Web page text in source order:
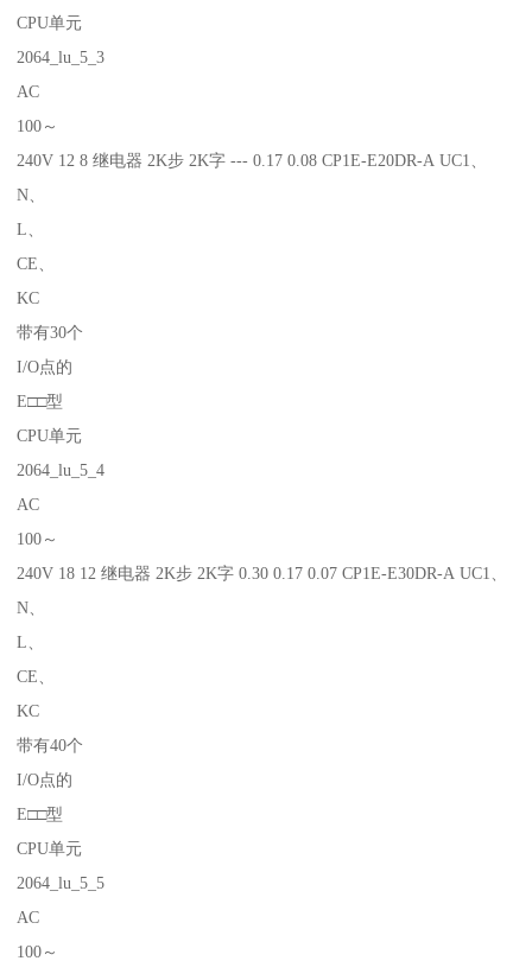
CPU单元
2064_lu_5_3
AC
100～
240V 12 8 继电器 2K步 2K字 --- 0.17 0.08 CP1E-E20DR-A UC1、
N、
L、
CE、
KC
带有30个
I/O点的
E□□型
CPU单元
2064_lu_5_4
AC
100～
240V 18 12 继电器 2K步 2K字 0.30 0.17 0.07 CP1E-E30DR-A UC1、
N、
L、
CE、
KC
带有40个
I/O点的
E□□型
CPU单元
2064_lu_5_5
AC
100～